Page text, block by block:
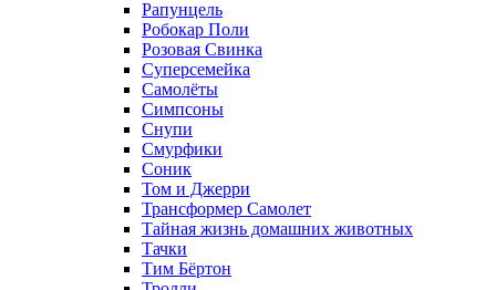
Рапунцель
Робокар Поли
Розовая Свинка
Суперсемейка
Самолёты
Симпсоны
Снупи
Смурфики
Соник
Том и Джерри
Трансформер Самолет
Тайная жизнь домашних животных
Тачки
Тим Бёртон